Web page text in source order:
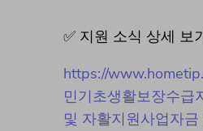
✅ 지원 소식 상세 보
https://
민기초생활보장수급
및 자활지원사업자